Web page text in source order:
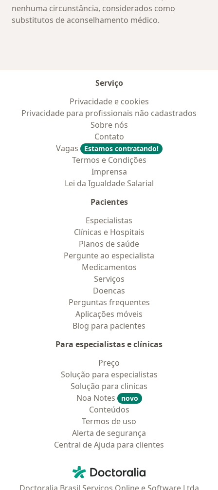
nenhuma circunstância, considerados como
substitutos de aconselhamento médico.
Serviço
Privacidade e cookies
Privacidade para profissionais não cadastrados
Sobre nós
Contato
Vagas
Estamos contratando!
Termos e Condições
Imprensa
Lei da Igualdade Salarial
Pacientes
Especialistas
Clínicas e Hospitais
Planos de saúde
Pergunte ao especialista
Medicamentos
Serviços
Doencas
Perguntas frequentes
Aplicações móveis
Blog para pacientes
Para especialistas e clínicas
Preço
Solução para especialistas
Solução para clinicas
Noa Notes
novo
Conteúdos
Termos de uso
Alerta de segurança
Central de Ajuda para clientes
Doctoralia - Homepage